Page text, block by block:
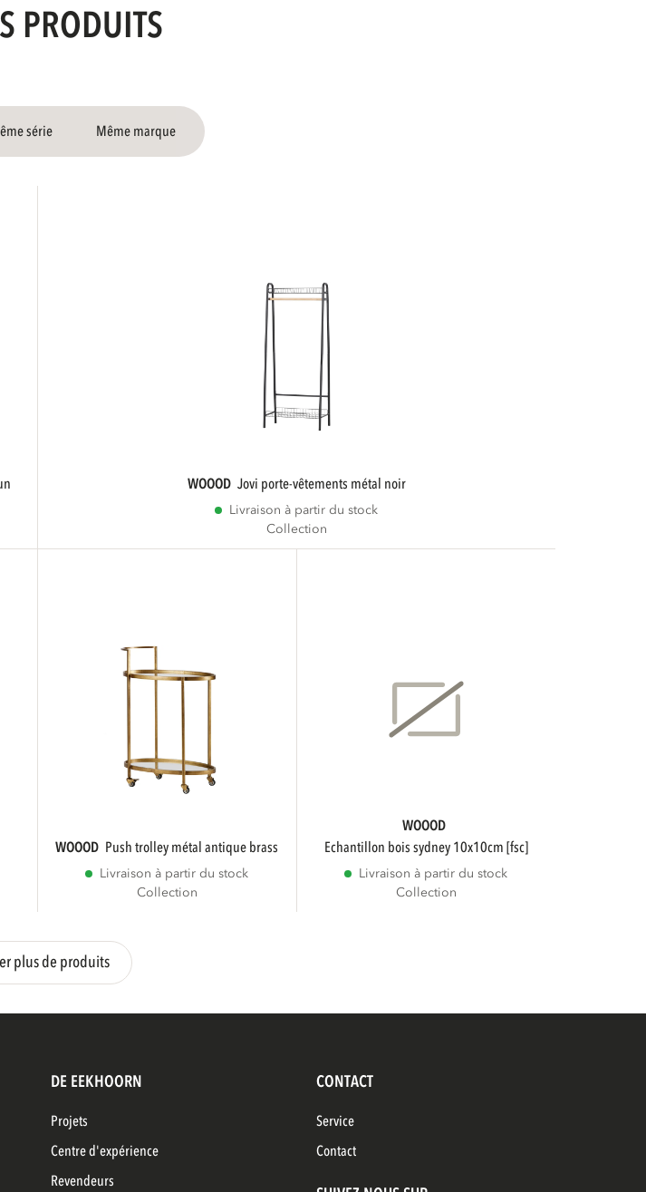
PRODUITS
série Même marque
WOOOD jovi porte-vêtements métal noir
Livraison à partir du stock
Collection
WOOOD push trolley métal antique brass
Livraison à partir du stock
Collection
WOOOD
echantillon bois sydney 10x10cm [fsc]
Livraison à partir du stock
Collection
plus de produits
DE EEKHOORN
Projets
Centre d'expérience
Revendeurs
CONTACT
Service
Contact